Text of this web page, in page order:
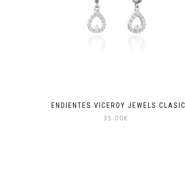
PENDIENTES VICEROY JEWELS CLASIC
35.00€